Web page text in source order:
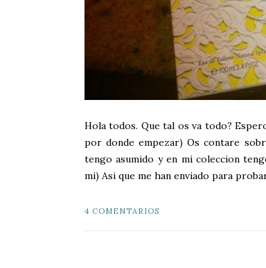
Hola todos. Que tal os va todo?
por donde empezar) Os contare
tengo asumido y en mi coleccion
mi) Asi que me han enviado para
4 COMENTARIOS